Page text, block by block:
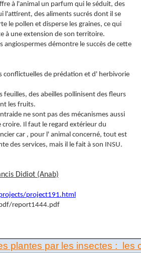
à l'animal un parfum qui le séduit, des
l'attirent, des aliments sucrés dont il se
le pollen et disperse les graines, ce qui
à une extension de son territoire.
angiospermes démontre le succès de cette
conflictuelles de prédation et d' herbivorie
feuilles, des abeilles pollinisent des fleurs
les fruits.
ne sont pas des mécanismes aussi
Il faut le regard extérieur du
car , pour l' animal concerné, tout est
des services, mais il le fait à son INSU.
Didiot (Anab)
project191.html
report1444.pdf
plantes par les insectes : les